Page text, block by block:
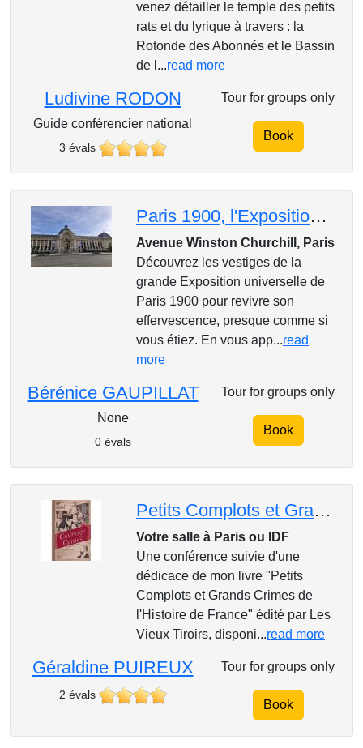
venez détailler le temple des petits
rats et du lyrique à travers : la
Rotonde des Abonnés et le Bassin
de l...read more
Ludivine RODON
Guide conférencier national
3 évals
Tour for groups only
Book
Paris 1900, l'Exposition universelle
Avenue Winston Churchill, Paris
Découvrez les vestiges de la
grande Exposition universelle de
Paris 1900 pour revivre son
effervescence, presque comme si
vous étiez. En vous app...read
more
Bérénice GAUPILLAT
None
0 évals
Tour for groups only
Book
Petits Complots et Grands Crimes de l'Histoire de France
Votre salle à Paris ou IDF
Une conférence suivie d'une
dédicace de mon livre "Petits
Complots et Grands Crimes de
l'Histoire de France" édité par Les
Vieux Tiroirs, disponi...read more
Géraldine PUIREUX
2 évals
Tour for groups only
Book